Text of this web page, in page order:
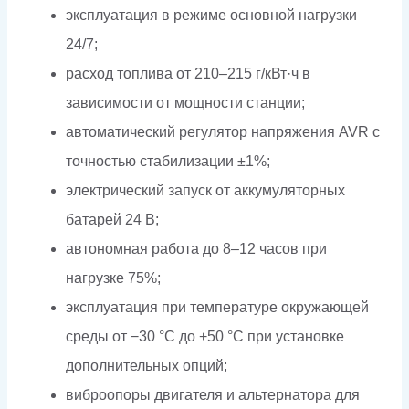
эксплуатация в режиме основной нагрузки
24/7;
расход топлива от 210–215 г/кВт·ч в
зависимости от мощности станции;
автоматический регулятор напряжения AVR с
точностью стабилизации ±1%;
электрический запуск от аккумуляторных
батарей 24 В;
автономная работа до 8–12 часов при
нагрузке 75%;
эксплуатация при температуре окружающей
среды от −30 °C до +50 °C при установке
дополнительных опций;
виброопоры двигателя и альтернатора для